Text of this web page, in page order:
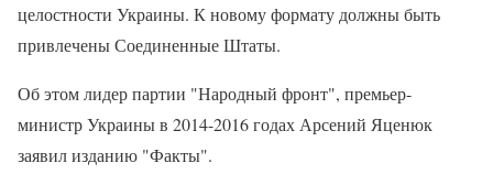
целостности Украины. К новому формату должны быть
привлечены Соединенные Штаты.
Об этом лидер партии "Народный фронт", премьер-
министр Украины в 2014-2016 годах Арсений Яценюк
заявил изданию "Факты".